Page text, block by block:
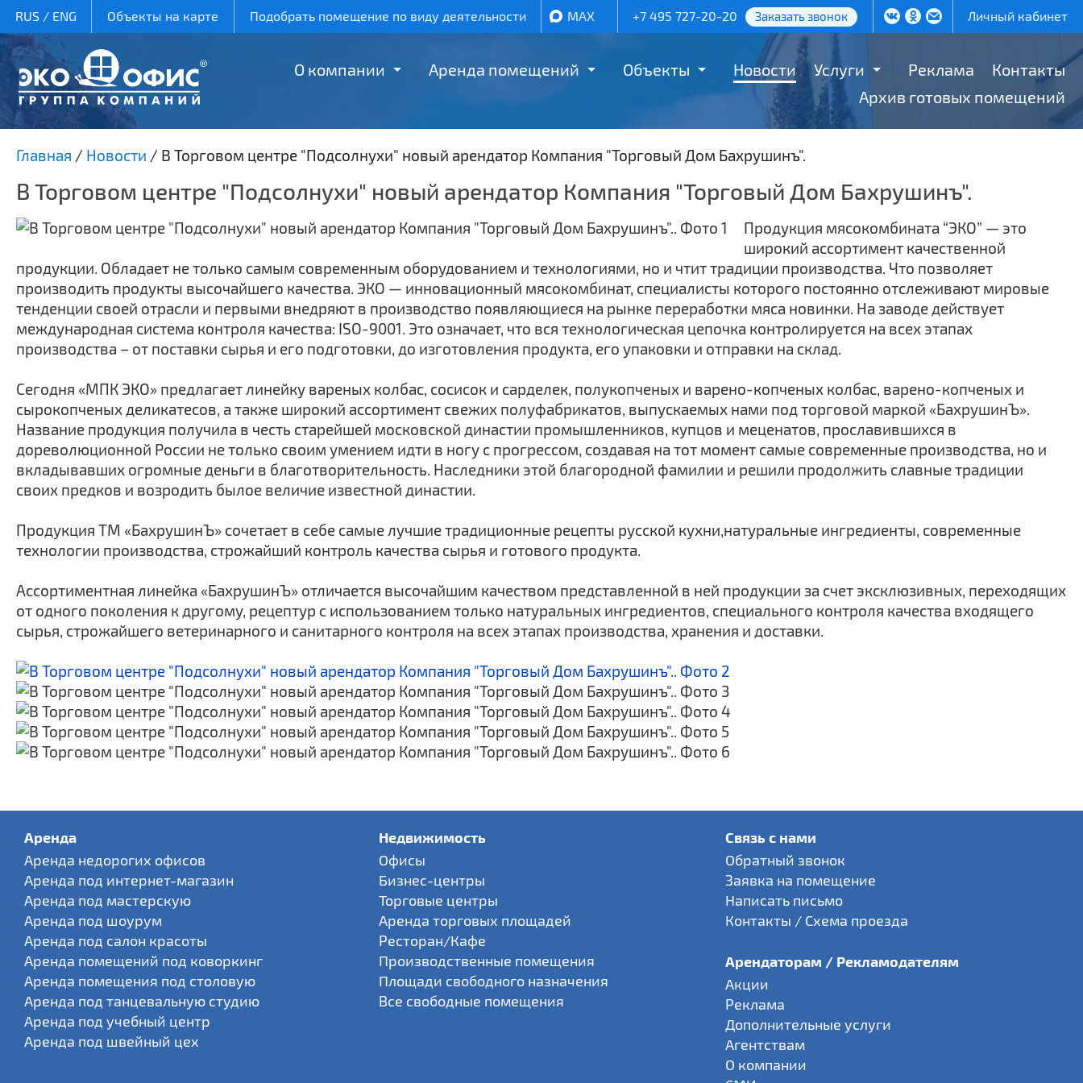
RUS/ ENG Объекты на карте Подобрать помещение по виду деятельности MAX +7 495 727-20-20 Заказать звонок Личный кабинет
О компании Аренда помещений Объекты Новости Услуги Реклама
Контакты
Архив готовых помещений
Главная / Новости / В Торговом центре "Подсолнухи" новый арендатор Компания "Торговый Дом Бахрушинъ".
В Торговом центре "Подсолнухи" новый арендатор Компания "Торговый Дом Бахрушинъ".
Продукция мясокомбината “ЭКО” — это
широкий ассортимент качественной
продукции. Обладает не только самым современным оборудованием и технологиями, но и чтит традиции производства. Что позволяет
производить продукты высочайшего качества. ЭКО — инновационный мясокомбинат, специалисты которого постоянно отслеживают мировые
тенденции своей отрасли и первыми внедряют в производство появляющиеся на рынке переработки мяса новинки. На заводе действует
международная система контроля качества: ISO-9001. Это означает, что вся технологическая цепочка контролируется на всех этапах
производства – от поставки сырья и его подготовки, до изготовления продукта, его упаковки и отправки на склад.
Сегодня «МПК ЭКО» предлагает линейку вареных колбас, сосисок и сарделек, полукопченых и варено-копченых колбас, варено-копченых и
сырокопченых деликатесов, а также широкий ассортимент свежих полуфабрикатов, выпускаемых нами под торговой маркой «БахрушинЪ».
Название продукция получила в честь старейшей московской династии промышленников, купцов и меценатов, прославившихся в
дореволюционной России не только своим умением идти в ногу с прогрессом, создавая на тот момент самые современные производства, но и
вкладывавших огромные деньги в благотворительность. Наследники этой благородной фамилии и решили продолжить славные традиции
своих предков и возродить былое величие известной династии.
Продукция ТМ «БахрушинЪ» сочетает в себе самые лучшие традиционные рецепты русской кухни,натуральные ингредиенты, современные
технологии производства, строжайший контроль качества сырья и готового продукта.
Ассортиментная линейка «БахрушинЪ» отличается высочайшим качеством представленной в ней продукции за счет эксклюзивных, переходящих
от одного поколения к другому, рецептур с использованием только натуральных ингредиентов, специального контроля качества входящего
сырья, строжайшего ветеринарного и санитарного контроля на всех этапах производства, хранения и доставки.
Аренда
Аренда недорогих офисов
Аренда под интернет-магазин
Аренда под мастерскую
Аренда под шоурум
Аренда под салон красоты
Аренда помещений под коворкинг
Аренда помещения под столовую
Аренда под танцевальную студию
Аренда под учебный центр
Аренда под швейный цех
Недвижимость
Офисы
Бизнес-центры
Торговые центры
Аренда торговых площадей
Ресторан/Кафе
Производственные помещения
Площади свободного назначения
Все свободные помещения
Связь с нами
Обратный звонок
Заявка на помещение
Написать письмо
Контакты / Схема проезда
Арендаторам / Рекламодателям
Акции
Реклама
Дополнительные услуги
Агентствам
О компании